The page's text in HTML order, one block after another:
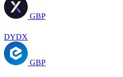
GBP
DYDX
GBP